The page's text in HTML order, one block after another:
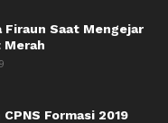
Firaun Saat Mengejar
Merah
Formasi 2019